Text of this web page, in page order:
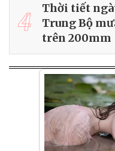
4
Thời tiết
Trung Bộ
trên 200mm